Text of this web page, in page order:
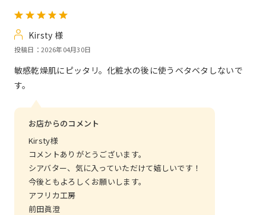
Kirsty 様
投稿日：2026年04月30日
敏感乾燥肌にピッタリ。化粧水の後に使うベタベタしないで
す。
お店からのコメント
Kirsty様
コメントありがとうございます。
シアバター、気に入っていただけて嬉しいです！
今後ともよろしくお願いします。
アフリカ工房
前田眞澄